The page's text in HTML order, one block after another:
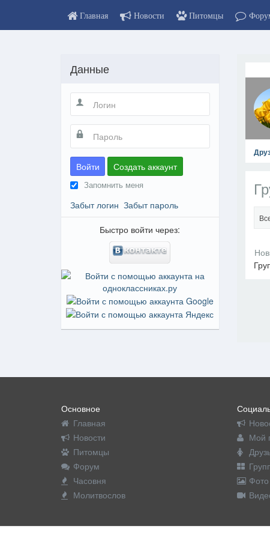
Главная Новости Питомцы
Данные
Войти Создать аккаунт
Запомнить меня
Забыт логин Забыт пароль
Быстро войти через:
Основное
Главная
Новости
Питомцы
Форум
Часовня
Молитвослов
Мой
Фото